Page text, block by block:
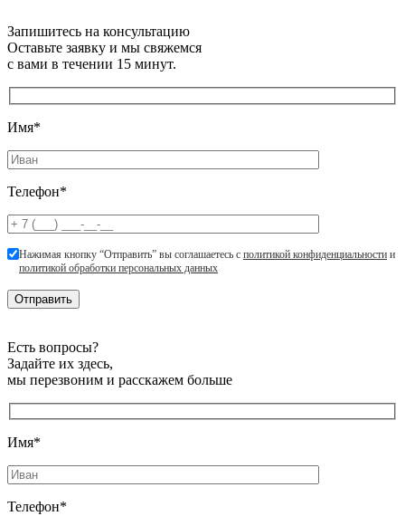
Запишитесь на консультацию
Оставьте заявку и мы свяжемся
с вами в течении 15 минут.
Имя*
Телефон*
Нажимая кнопку “Отправить” вы соглашаетесь с политикой конфиденциальности и
политикой обработки персональных данных
Есть вопросы?
Задайте их здесь,
мы перезвоним и расскажем больше
Имя*
Телефон*